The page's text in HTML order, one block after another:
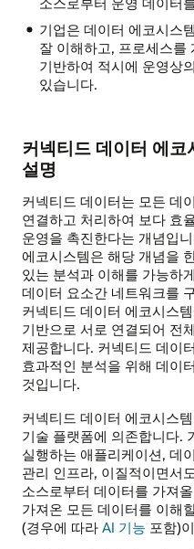
검색
및
요약
애플리케이션:
데이터
제공
기업은 데이터 에코시스
잘 이해하고, 프로세스를
기반하여 적시에 운영상
있습니다.
커넥티드 데이터 에
설명
커넥티드 데이터는 모든 데
연결하고 처리하여 보다 효
운영을 촉진한다는 개념입
에코시스템은 해당 개념을
있는 분석과 이해를 가능하
데이터 요소간 네트워크를
커넥티드 데이터 에코시스
기반으로 서로 연결되어 전
제공합니다. 커넥티드 데이
효과적인 분석을 위해 데이
것입니다.
커넥티드 데이터 에코시스
기술 플랫폼에 의존합니다.
실행하는 애플리케이션, 데
관리 인프라, 이질적이면서
소스로부터 데이터를 가져
가져온 모든 데이터를 이해
(경우에 따라 AI 기능 포함)